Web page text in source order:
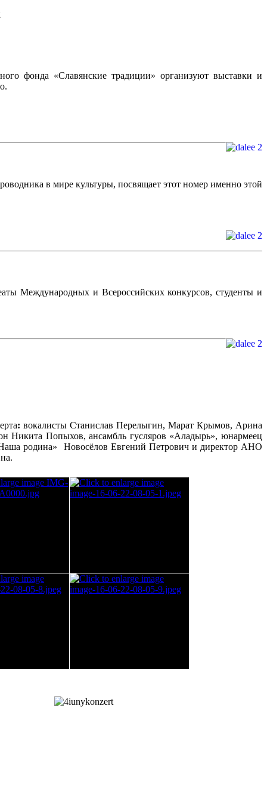
фонда «Славянские традиции» организуют выставки и
в мире культуры, посвящает этот номер именно этой
Международных и Всероссийских конкурсов, студенты и
: вокалисты Станислав Перелыгин, Марат Крымов, Арина
Никита Попыхов, ансамбль гусляров «Аладырь», юнармеец
родина» Новосёлов Евгений Петрович и директор АНО